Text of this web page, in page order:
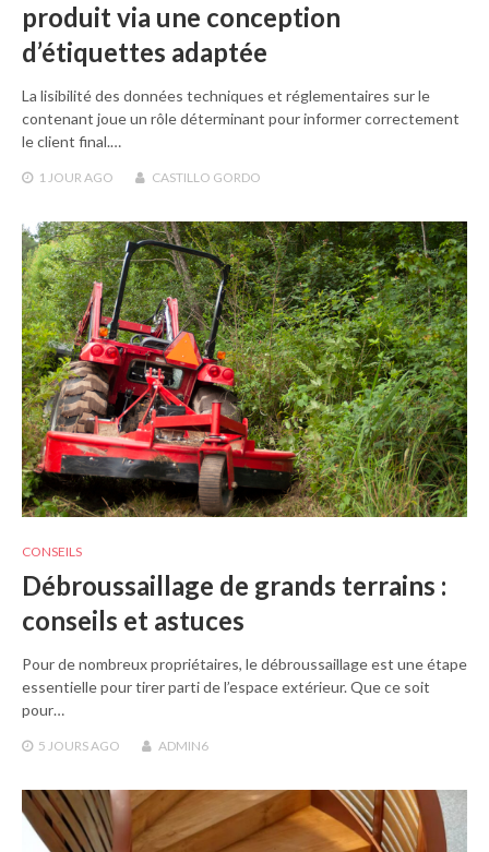
produit via une conception
d’étiquettes adaptée
La lisibilité des données techniques et réglementaires sur le
contenant joue un rôle déterminant pour informer correctement
le client final.…
1 JOUR AGO CASTILLO GORDO
CONSEILS
Débroussaillage de grands terrains :
conseils et astuces
Pour de nombreux propriétaires, le débroussaillage est une étape
essentielle pour tirer parti de l’espace extérieur. Que ce soit
pour…
5 JOURSAGO ADMIN6